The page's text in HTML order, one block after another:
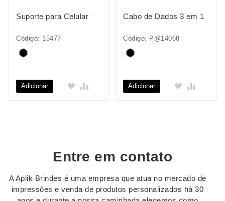
Suporte para Celular
Código: 15477
Adicionar
Cabo de Dados 3 em 1
Código: P@14068
Adicionar
Entre em contato
A Aplik Brindes é uma empresa que atua no mercado de
impressões e venda de produtos personalizados há 30